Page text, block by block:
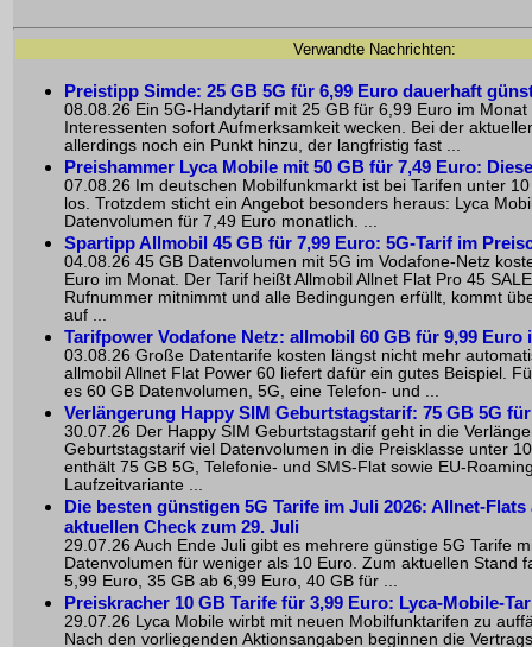
Verwandte Nachrichten:
Preistipp Simde: 25 GB 5G für 6,99 Euro dauerhaft
08.08.26 Ein 5G-Handytarif mit 25 GB für 6,99 Euro im
Interessenten sofort Aufmerksamkeit wecken. Bei der
allerdings noch ein Punkt hinzu, der langfristig fast ...
Preishammer Lyca Mobile mit 50 GB für 7,49 Euro:
07.08.26 Im deutschen Mobilfunkmarkt ist bei Tarifen unter
los. Trotzdem sticht ein Angebot besonders heraus: Lyca
Datenvolumen für 7,49 Euro monatlich. ...
Spartipp Allmobil 45 GB für 7,99 Euro: 5G-Tarif im
04.08.26 45 GB Datenvolumen mit 5G im Vodafone-Netz
Euro im Monat. Der Tarif heißt Allmobil Allnet Flat Pro 45
Rufnummer mitnimmt und alle Bedingungen erfüllt, kommt
auf ...
Tarifpower Vodafone Netz: allmobil 60 GB für 9,99 Euro
03.08.26 Große Datentarife kosten längst nicht mehr
allmobil Allnet Flat Power 60 liefert dafür ein gutes Beispiel.
es 60 GB Datenvolumen, 5G, eine Telefon- und ...
Verlängerung Happy SIM Geburtstagstarif: 75 GB 5G
30.07.26 Der Happy SIM Geburtstagstarif geht in die
Geburtstagstarif viel Datenvolumen in die Preisklasse unter
enthält 75 GB 5G, Telefonie- und SMS-Flat sowie EU-
Laufzeitvariante ...
Die besten günstigen 5G Tarife im Juli 2026: Allnet-Flats
aktuellen Check zum 29. Juli
29.07.26 Auch Ende Juli gibt es mehrere günstige 5G Tarife
Datenvolumen für weniger als 10 Euro. Zum aktuellen Stand
5,99 Euro, 35 GB ab 6,99 Euro, 40 GB für ...
Preiskracher 10 GB Tarife für 3,99 Euro: Lyca-Mobile-
29.07.26 Lyca Mobile wirbt mit neuen Mobilfunktarifen zu
Nach den vorliegenden Aktionsangaben beginnen die